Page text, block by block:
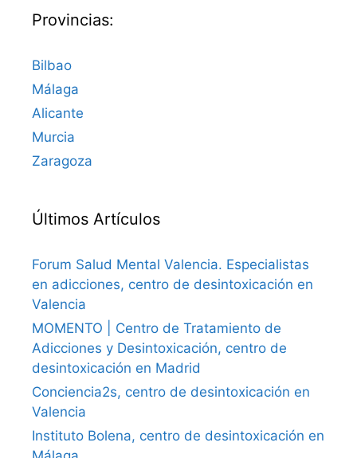
Provincias:
Bilbao
Málaga
Alicante
Murcia
Zaragoza
Últimos Artículos
Forum Salud Mental Valencia. Especialistas
en adicciones, centro de desintoxicación en
Valencia
MOMENTO | Centro de Tratamiento de
Adicciones y Desintoxicación, centro de
desintoxicación en Madrid
Conciencia2s, centro de desintoxicación en
Valencia
Instituto Bolena, centro de desintoxicación en